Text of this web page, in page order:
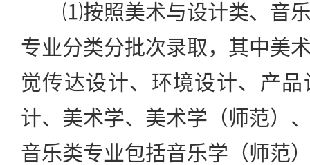
⑴按照美术与设计类、音乐
专业分类分批次录取，其中美
觉传达设计、环境设计、产
计、美术学、美术学（师范）
音乐类专业包括音乐学（师范